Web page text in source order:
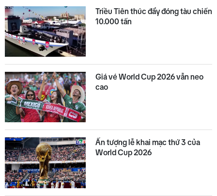
Triều Tiên thúc đẩy đóng tàu chiến
10.000 tấn
Giá vé World Cup 2026 vẫn neo
cao
Ấn tượng lễ khai mạc thứ 3 của
World Cup 2026